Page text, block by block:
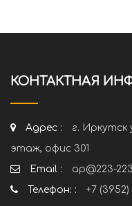
КОНТАКТНАЯ
Адрес :
г. Иркутск
этаж, офис 301
Email :
ap@223-
Телефон: :
+7